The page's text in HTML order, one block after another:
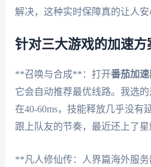
解决，这种实时保障真的让人安
针对三大游戏的加速方
**召唤与合成**：打开番茄加速
它会自动推荐最优线路。我选
在40-60ms，技能释放几乎没有
跟上队友的节奏，最近还上了星
**凡人修仙传：人界篇海外服